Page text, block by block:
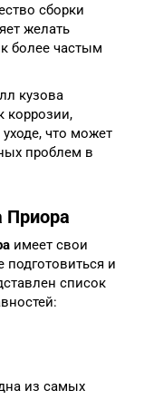
сборки
желать
более частым
кузова
коррозии,
что может
проблем в
Приора
имеет свои
подготовиться и
список
из самых